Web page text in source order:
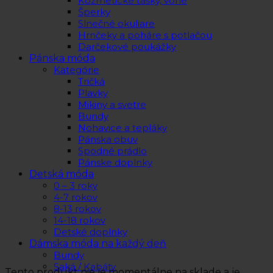
Šperky
Slnečné okuliare
Hrnčeky a poháre s potlačou
Darčekové poukážky
Pánska móda
Kategórie
Tričká
Plavky
Mikiny a svetre
Bundy
Nohavice a tepláky
Pánska obuv
Spodné prádlo
Pánske doplnky
Detská móda
0 – 3 roky
4-7 rokov
8-13 rokov
14-18 rokov
Detské doplnky
Dámska móda na každý deň
Bundy
Saká / Kabáty